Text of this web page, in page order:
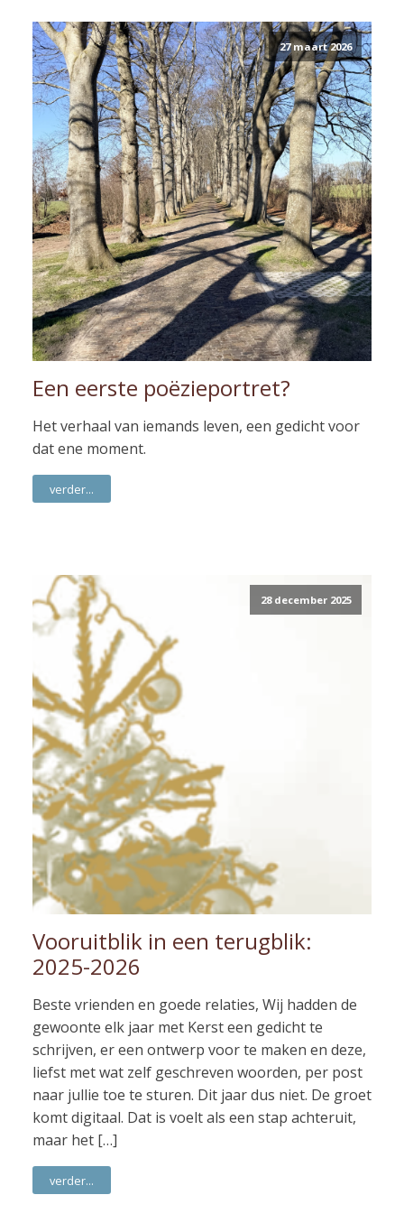
27 maart 2026
Een eerste poëzieportret?
Het verhaal van iemands leven, een gedicht voor
dat ene moment.
verder...
28 december 2025
Vooruitblik in een terugblik:
2025-2026
Beste vrienden en goede relaties, Wij hadden de
gewoonte elk jaar met Kerst een gedicht te
schrijven, er een ontwerp voor te maken en deze,
liefst met wat zelf geschreven woorden, per post
naar jullie toe te sturen. Dit jaar dus niet. De groet
komt digitaal. Dat is voelt als een stap achteruit,
maar het […]
verder...